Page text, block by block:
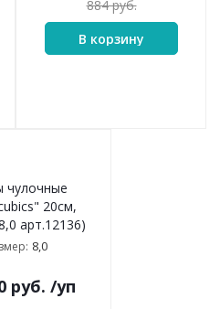
884руб.
В корзину
чулочные
20см,
арт.12136)
8,0
руб. /уп